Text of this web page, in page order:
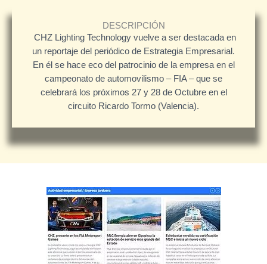
DESCRIPCIÓN
CHZ Lighting Technology vuelve a ser destacada en
un reportaje del periódico de Estrategia Empresarial.
En él se hace eco del patrocinio de la empresa en el
campeonato de automovilismo – FIA – que se
celebrará los próximos 27 y 28 de Octubre en el
circuito Ricardo Tormo (Valencia).